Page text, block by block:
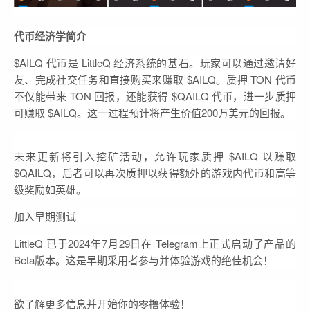
代币经济学简介
$AILQ 代币是 LittleQ 经济系统的基石。玩家可以通过邀请好
友、完成社交任务和直接购买来赚取 $AILQ。质押 TON 代币
不仅能带来 TON 回报，还能获得 $QAILQ 代币，进一步质押
可赚取 $AILQ。这一过程预计将产生价值200万美元的回报。
未来更新将引入挖矿活动，允许玩家质押 $AILQ 以赚取
$QAILQ，后者可以再次质押以获得额外的游戏内代币和高等
级奖励如英雄。
加入早期测试
LittleQ 已于2024年7月29日在 Telegram上正式启动了产品的
Beta版本。这是早期采用者参与并体验游戏的绝佳机会！
欲了解更多信息并开始你的零撸体验！